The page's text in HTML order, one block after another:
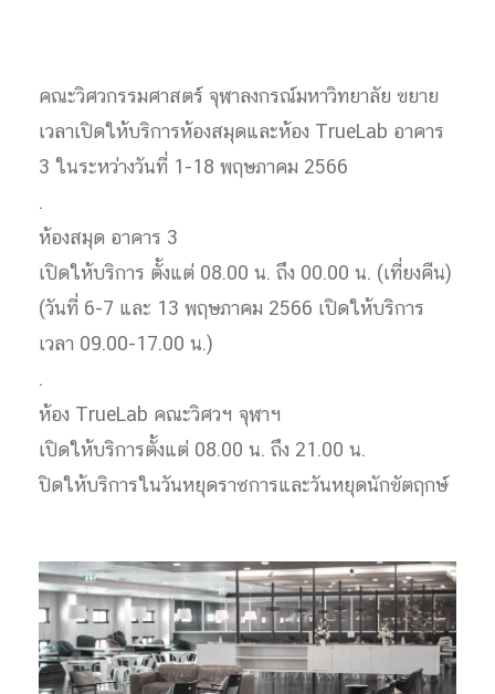
คณะวิศวกรรมศาสตร์ จุฬาลงกรณ์มหาวิทยาลัย ขยาย
เวลาเปิดให้บริการห้องสมุดและห้อง TrueLab อาคาร
3 ในระหว่างวันที่ 1-18 พฤษภาคม 2566
.
ห้องสมุด อาคาร 3
เปิดให้บริการ ตั้งแต่ 08.00 น. ถึง 00.00 น. (เที่ยงคืน)
(วันที่ 6-7 และ 13 พฤษภาคม 2566 เปิดให้บริการ
เวลา 09.00-17.00 น.)
.
ห้อง TrueLab คณะวิศวฯ จุฬาฯ
เปิดให้บริการตั้งแต่ 08.00 น. ถึง 21.00 น.
ปิดให้บริการในวันหยุดราชการและวันหยุดนักขัตฤกษ์